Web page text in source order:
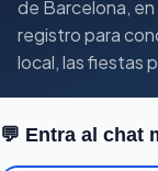
de Barcelona,
registro para
local, las fiestas
💬 Entra al chat